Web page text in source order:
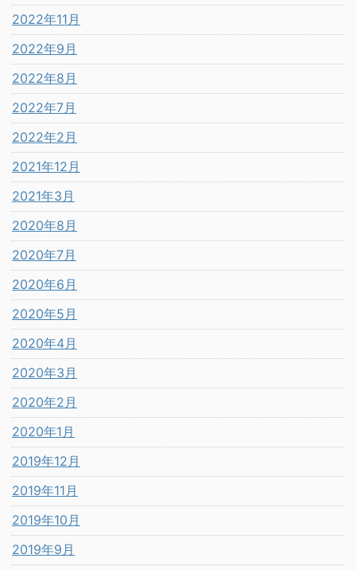
2022年11月
2022年9月
2022年8月
2022年7月
2022年2月
2021年12月
2021年3月
2020年8月
2020年7月
2020年6月
2020年5月
2020年4月
2020年3月
2020年2月
2020年1月
2019年12月
2019年11月
2019年10月
2019年9月